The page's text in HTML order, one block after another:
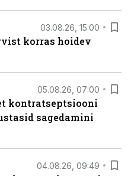
03.08.26, 15:00
korras hoidev
05.08.26, 07:00
kontratseptsiooni
sagedamini
04.08.26, 09:49